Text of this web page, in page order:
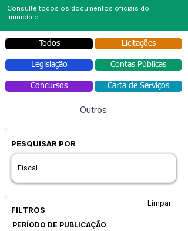
Consulte todos os documentos oficiais do
município.
Todos Licitações
Legislação Contas Públicas
Concursos Carta de Serviços
Outros
PESQUISAR POR
FILTROS
PERÍODO DE PUBLICAÇÃO
Limpar